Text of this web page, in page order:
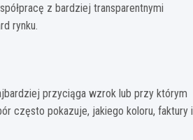
z bardziej transparentnymi
rynku.
przyciąga wzrok lub przy którym
często pokazuje, jakiego koloru, faktury i